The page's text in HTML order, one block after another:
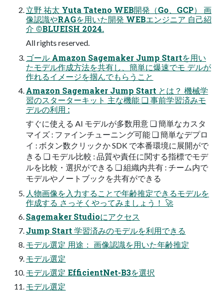
立野 祐太 Yuta Tateno WEB開発（Go、GCP） 画
像認識やRAGを用いた開発 WEBエンジニア 自己紹
介 ©BLUEISH 2024.
All rights reserved.
ゴール Amazon Sagemaker Jump Startを用い
たモデル作成方法を共有し、簡単に爆速でモ デルが
作れるイメージを掴んでもらうこと
Amazon Sagemaker Jump Start とは？ 機械学
習のスターターキット 主な機能 ❏ 事前学習済みモ
デルの利用 :
すぐに使える AI モデルが多数用意 ❏ 簡単なカスタ
マイズ : ファインチューニング可能 ❏ 簡単なデプロ
イ : ボタン数クリックか SDK で本番環境に展開がで
きる ❏ モデル比較 : 品質や責任に関する指標でモデ
ルを比較・選択ができる ❏ 組織内共有 : チーム内で
モデルやノートブックを共有ができる
人物画像を入力することで年齢推定できるモデルを
作成する さっそくやってみましょう！ 🚀
Sagemaker Studioにアクセス
Jump Start 学習済みのモデルを利用できる
モデル選定 用途： 画像認識を用いた年齢推定
モデル選定
モデル選定 EfficientNet-B3を選択
モデル選定